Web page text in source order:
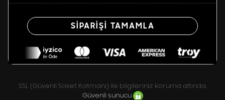
SİPARİŞİ TAMAMLA
SSL (Güvenli Soket Katmanı) ile bilgileriniz koruma altında.
Güvenli sunucu